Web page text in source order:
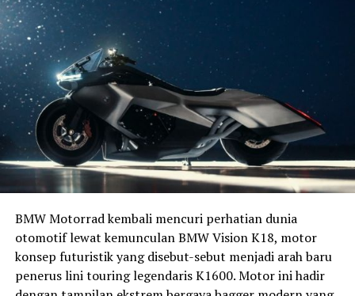
BMW Motorrad kembali mencuri perhatian dunia
otomotif lewat kemunculan BMW Vision K18, motor
konsep futuristik yang disebut-sebut menjadi arah baru
penerus lini touring legendaris K1600. Motor ini hadir